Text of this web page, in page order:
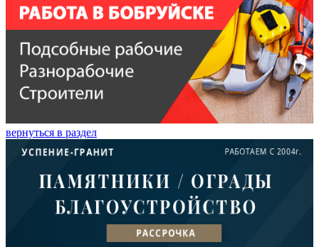
вернуться в раздел